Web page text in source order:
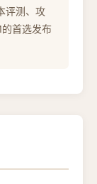
评测、攻
首选发布